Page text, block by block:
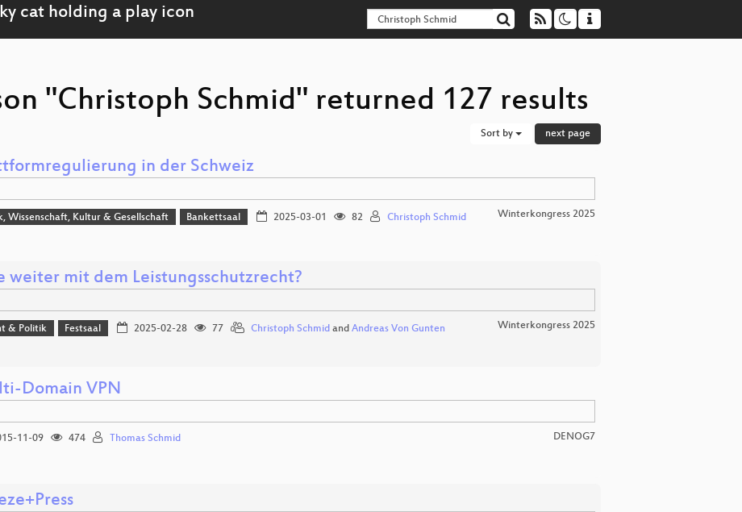
"Christoph Schmid" returned 127 results
Sort by next page
in der Schweiz
Wissenschaft, Kultur & Gesellschaft Bankettsaal 2025-03-01 82 Christoph Schmid Winterkongress 2025
weiter mit dem Leistungsschutzrecht?
& Politik Festsaal 2025-02-28 77 Christoph Schmidand Andreas Von Gunten Winterkongress 2025
Domain VPN
11-09 474 Thomas Schmid DENOG7